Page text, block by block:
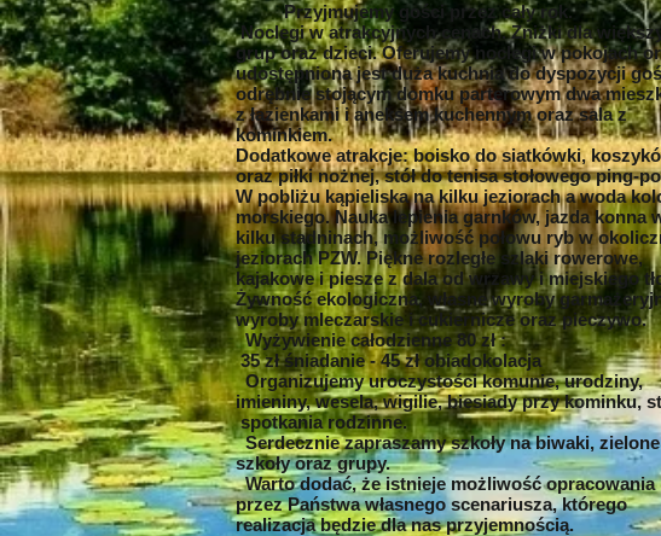
Przyjmujemy gości przez cały rok.
Noclegi w atrakcyjnych cenach. Zniżki dla
grup oraz dzieci. Oferujemy noclegi w pokojach
udostępniona jest duża kuchnia do dyspozycji
odrębnie stojącym domku parterowym dwa
z łazienkami i aneksem kuchennym oraz sala z
kominkiem.
Dodatkowe atrakcje: boisko do siatkówki,
oraz piłki nożnej, stół do tenisa stołowego ping-
W pobliżu kąpieliska na kilku jeziorach a woda
morskiego. Nauka lepienia garnków, jazda konna
kilku stadninach, możliwość połowu ryb w
jeziorach PZW. Piękne rozległe szlaki rowerowe,
kajakowe i piesze z dala od wrzawy i miejskiego
Żywność ekologiczna, własne wyroby
wyroby mleczarskie i cukiernicze oraz pieczywo.
Wyżywienie całodzienne 80 zł :
35 zł śniadanie - 45 zł obiadokolacja
Organizujemy uroczystości komunie, urodziny,
imieniny, wesela, wigilie, biesiady przy kominku,
spotkania rodzinne.
Serdecznie zapraszamy szkoły na biwaki, zielone
szkoły oraz grupy.
Warto dodać, że istnieje możliwość opracowania
przez Państwa własnego scenariusza, którego
realizacja będzie dla nas przyjemnością.